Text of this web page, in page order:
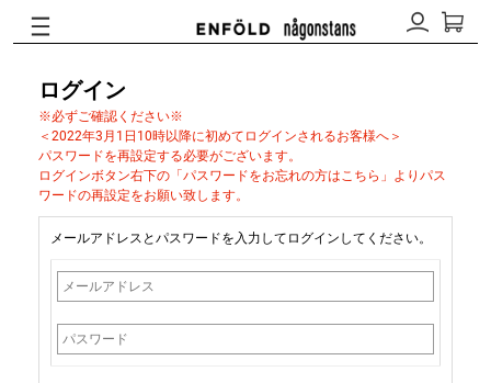
ログイン
※必ずご確認ください※
＜2022年3月1日10時以降に初めてログインされるお客様へ＞
パスワードを再設定する必要がございます。
ログインボタン右下の「パスワードをお忘れの方はこちら」よりパス
ワードの再設定をお願い致します。
メールアドレスとパスワードを入力してログインしてください。